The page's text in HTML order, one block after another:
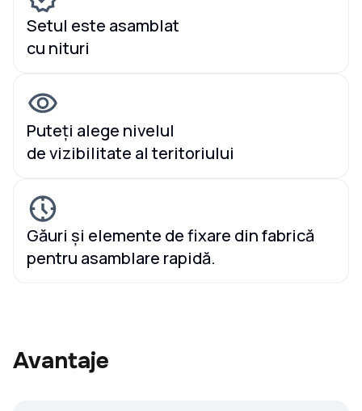
Setul este asamblat
cu nituri
Puteți alege nivelul
de vizibilitate al teritoriului
Găuri și elemente de fixare din fabrică
pentru asamblare rapidă.
Avantaje